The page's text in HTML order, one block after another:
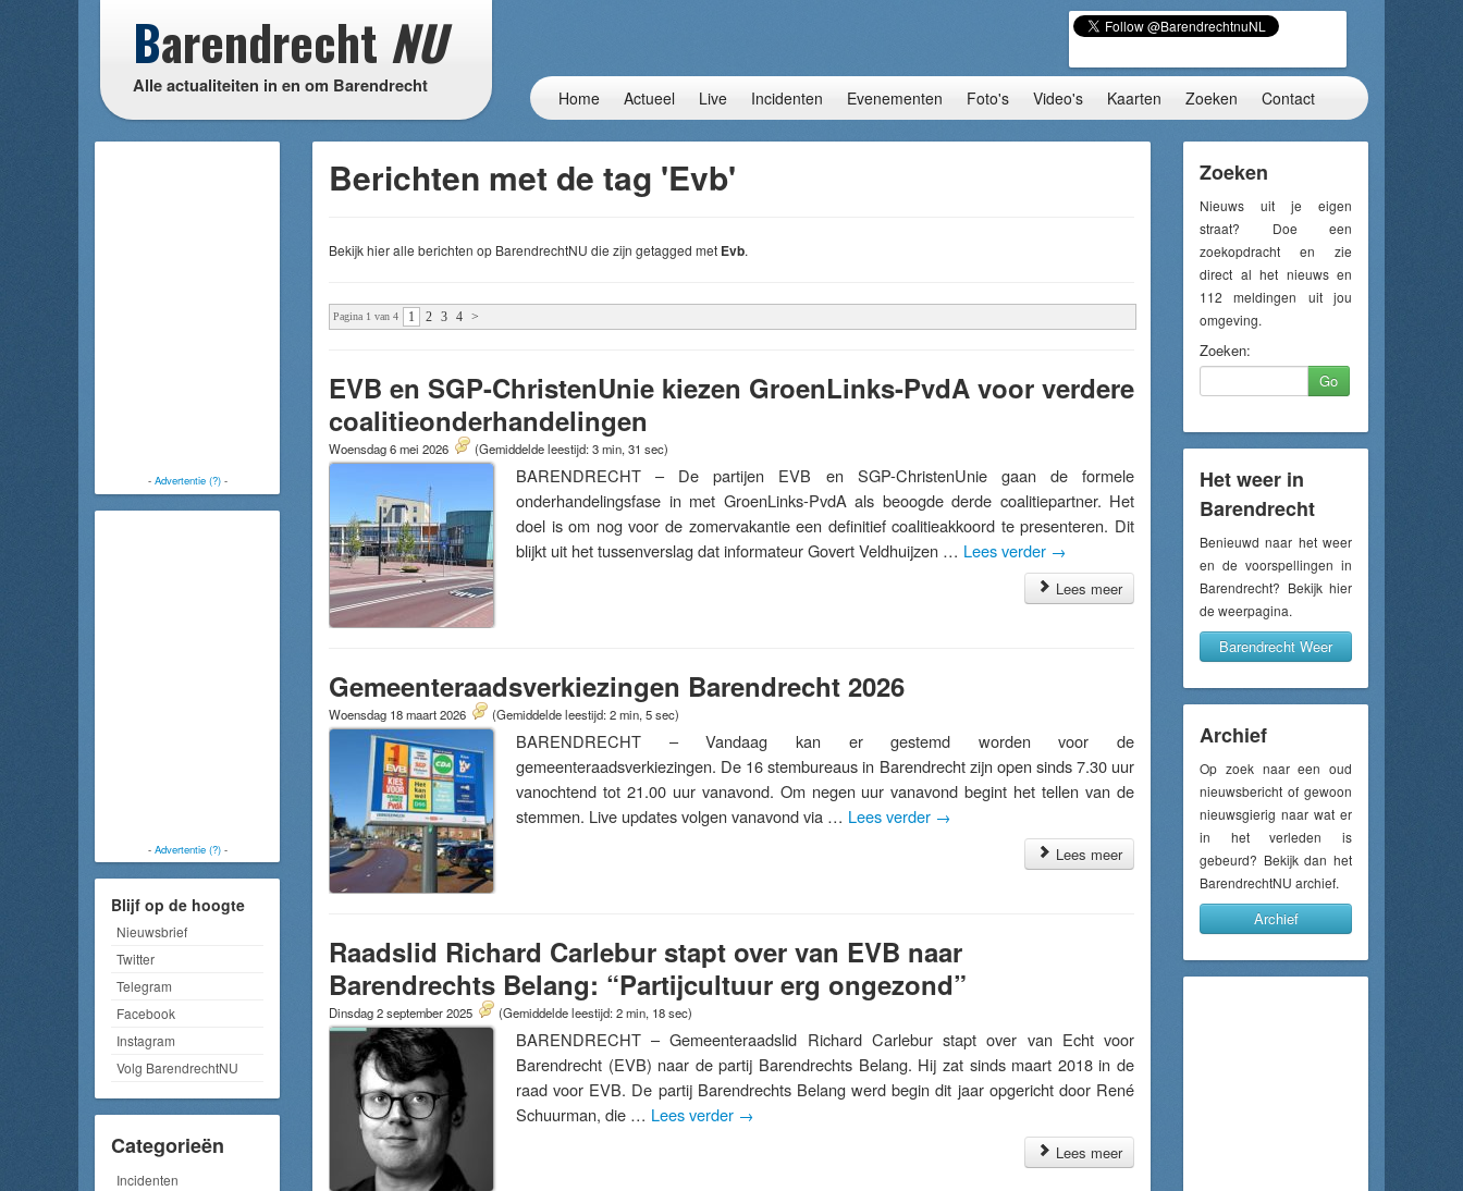
Barendrecht NU
Alle actualiteiten in en om Barendrecht
Home Actueel Live Incidenten Evenementen Foto's Video's Kaarten Zoeken Contact
- Advertentie (?)-
- Advertentie (?)-
Blijf op de hoogte
Nieuwsbrief
Twitter
Telegram
Facebook
Instagram
Volg BarendrechtNU
Categorieën
Incidenten
Berichten met de tag 'Evb'
Bekijk hier alle berichten op BarendrechtNU die zijn getagged met Evb.
Pagina 1 van 4 1 2 3 4 >
EVB en SGP-ChristenUnie kiezen GroenLinks-PvdA voor verdere
coalitieonderhandelingen
Woensdag 6 mei 2026 (Gemiddelde leestijd: 3 min, 31 sec)
BARENDRECHT – De partijen EVB en SGP-ChristenUnie gaan de formele
onderhandelingsfase in met GroenLinks-PvdA als beoogde derde coalitiepartner. Het
doel is om nog voor de zomervakantie een definitief coalitieakkoord te presenteren. Dit
blijkt uit het tussenverslag dat informateur Govert Veldhuijzen … Lees verder →
Lees meer
Gemeenteraadsverkiezingen Barendrecht 2026
Woensdag 18 maart 2026 (Gemiddelde leestijd: 2 min, 5 sec)
BARENDRECHT – Vandaag kan er gestemd worden voor de
gemeenteraadsverkiezingen. De 16 stembureaus in Barendrecht zijn open sinds 7.30 uur
vanochtend tot 21.00 uur vanavond. Om negen uur vanavond begint het tellen van de
stemmen. Live updates volgen vanavond via … Lees verder →
Lees meer
Raadslid Richard Carlebur stapt over van EVB naar
Barendrechts Belang: “Partijcultuur erg ongezond”
Dinsdag 2 september 2025 (Gemiddelde leestijd: 2 min, 18 sec)
BARENDRECHT – Gemeenteraadslid Richard Carlebur stapt over van Echt voor
Barendrecht (EVB) naar de partij Barendrechts Belang. Hij zat sinds maart 2018 in de
raad voor EVB. De partij Barendrechts Belang werd begin dit jaar opgericht door René
Schuurman, die … Lees verder →
Lees meer
Zoeken
Nieuws uit je eigen
straat? Doe een
zoekopdracht en zie
direct al het nieuws en
112 meldingen uit jou
omgeving.
Zoeken:
Go
Het weer in
Barendrecht
Benieuwd naar het weer
en de voorspellingen in
Barendrecht? Bekijk hier
de weerpagina.
Barendrecht Weer
Archief
Op zoek naar een oud
nieuwsbericht of gewoon
nieuwsgierig naar wat er
in het verleden is
gebeurd? Bekijk dan het
BarendrechtNU archief.
Archief